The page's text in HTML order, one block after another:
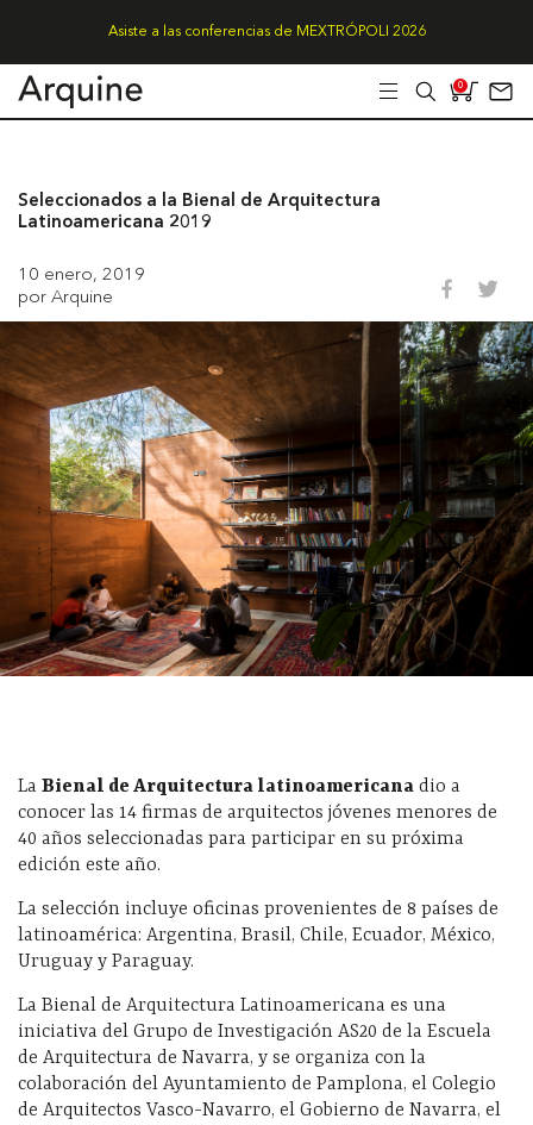
Asiste a las conferencias de MEXTRÓPOLI 2026
0
Seleccionados a la Bienal de Arquitectura
Latinoamericana 2019
10 enero, 2019
por Arquine
La Bienal de Arquitectura latinoamericana dio a
conocer las 14 firmas de arquitectos jóvenes menores de
40 años seleccionadas para participar en su próxima
edición este año.
La selección incluye oficinas provenientes de 8 países de
latinoamérica: Argentina, Brasil, Chile, Ecuador, México,
Uruguay y Paraguay.
La Bienal de Arquitectura Latinoamericana es una
iniciativa del Grupo de Investigación AS20 de la Escuela
de Arquitectura de Navarra, y se organiza con la
colaboración del Ayuntamiento de Pamplona, el Colegio
de Arquitectos Vasco-Navarro, el Gobierno de Navarra, el